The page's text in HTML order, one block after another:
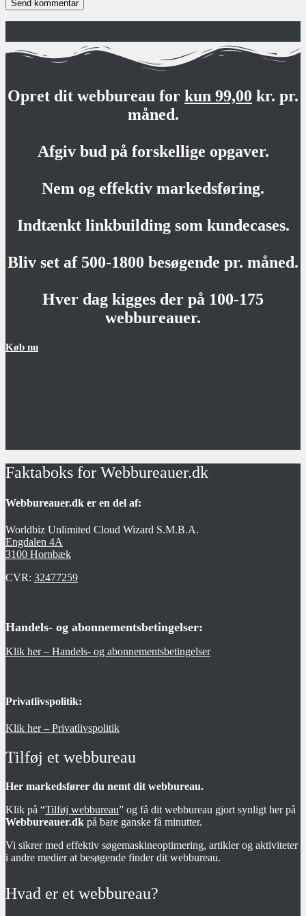
Opret dit webbureau for kun 99,00 kr. pr.
måned.
Afgiv bud på forskellige opgaver.
Nem og effektiv markedsføring.
Indtænkt linkbuilding som kundecases.
Bliv set af 500-1800 besøgende pr. måned.
Hver dag kigges der på 100-175
webbureauer.
Køb nu
Faktaboks for Webbureauer.dk
Webbureauer.dk er en del af:
Worldbiz Unlimited Cloud Wizard S.M.B.A.
Engdalen 4A
3100 Hornbæk
CVR: 32477259
Handels- og abonnementsbetingelser:
Klik her – Handels- og abonnementsbetingelser
Privatlivspolitik:
Klik her – Privatlivspolitik
Tilføj et webbureau
Her markedsfører du nemt dit webbureau.
Klik på “Tilføj webbureau” og få dit webbureau gjort synligt her på
Webbureauer.dk på bare ganske få minutter.
Vi sikrer med effektiv søgemaskineoptimering, artikler og aktiviteter
i andre medier at besøgende finder dit webbureau.
Hvad er et webbureau?